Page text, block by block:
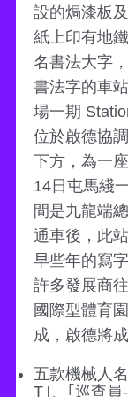
設的焗漆板
紙上印有地
名書法大字
書法字的車
場一期
位於啟德協
下方，為一
14日屯馬綫
間是九龍端
通車後，此
早些年的寫
許多發展商
國際型體育
成，啟德將
五款機械人
T｣、｢巡查員